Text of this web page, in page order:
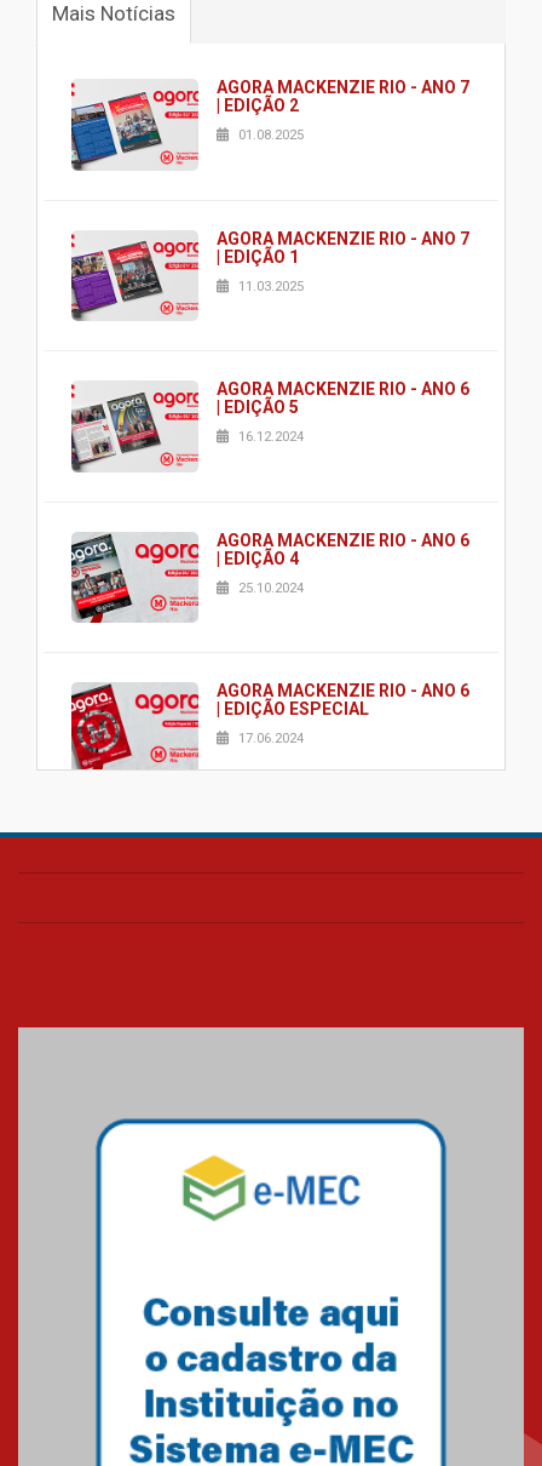
Mais Notícias
AGORA MACKENZIE RIO - ANO 7
| EDIÇÃO 2
01.08.2025
AGORA MACKENZIE RIO - ANO 7
| EDIÇÃO 1
11.03.2025
AGORA MACKENZIE RIO - ANO 6
| EDIÇÃO 5
16.12.2024
AGORA MACKENZIE RIO - ANO 6
| EDIÇÃO 4
25.10.2024
AGORA MACKENZIE RIO - ANO 6
| EDIÇÃO ESPECIAL
17.06.2024
AGORA MACKENZIE RIO - ANO 6
MÁXIMA no MEC
01.11.2023
A HISTÓRIA DA FACULDADE
PRESBITERIANA MACKENZIE
RIO ATÉ À SUA NOVA UNIDADE,
EM BOTAFOGO
Novo E-book do Mackenzie Rio